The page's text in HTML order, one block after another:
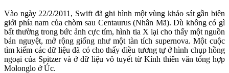
Vào ngày 22/2/2011, Swift đã ghi hình một vùng khảo sát gần biên
giới phía nam của chòm sau Centaurus (Nhân Mã). Dù không có gì
bất thường trong bức ảnh cực tím, hình tia X lại cho thấy một nguồn
bán nguyệt, mở rộng giống như một tàn tích supernova. Một cuộc
tìm kiếm các dữ liệu đã có cho thấy điều tương tự ở hình chụp hồng
ngoại của Spitzer và ở dữ liệu vô tuyết từ Kính thiên văn tổng hợp
Molonglo ở Úc.